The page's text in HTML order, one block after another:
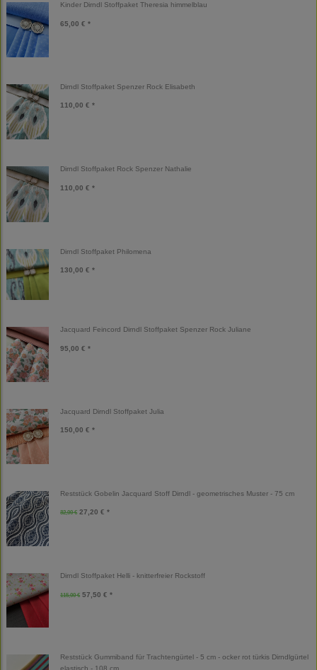
Kinder Dirndl Stoffpaket Theresia himmelblau
65,00 € *
Dirndl Stoffpaket Spenzer Rock Elisabeth
110,00 € *
Dirndl Stoffpaket Rock Spenzer Nathalie
110,00 € *
Dirndl Stoffpaket Philomena
130,00 € *
Jacquard Feincord Dirndl Stoffpaket Spenzer Rock Juliane
95,00 € *
Jacquard Dirndl Stoffpaket Julia
150,00 € *
Reststück Gobelin Jacquard Stoff Dirndl - geometrisches Muster - 75 cm
32,00 € 27,20 € *
Dirndl Stoffpaket Helli - knitterfreier Rockstoff
115,00 € 57,50 € *
Reststück Gummiband für Trachtengürtel - 5 cm - ocker rot türkis Dirndlgürtel
elastisch - 108 cm